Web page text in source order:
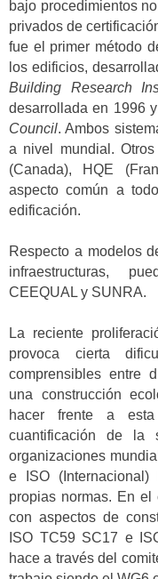
bajo procedimientos
privados de
fue el primer método
los edificios,
Building Research
desarrollada en 1996
Council. Ambos
a nivel mundial.
(Canada), HQE
aspecto común a
edificación.
Respecto a modelos
infraestructuras,
CEEQUAL y SUNRA.
La reciente
provoca cierta
comprensibles entre
una construcción
hacer frente a
cuantificación de la
organizaciones
e ISO
propias normas. En el
con aspectos de
ISO TC59 SC17 e
hace a través del